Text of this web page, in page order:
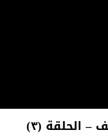
– الحلقة (٣)